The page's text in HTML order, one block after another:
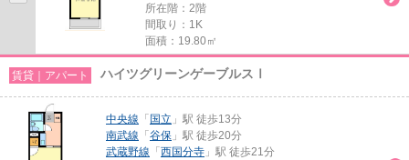
所在階：2階
間取り：1K
面積：19.80㎡
賃貸｜アパート ハイツグリーンゲーブルスⅠ
中央線 「 国立 」駅 徒歩13分
南武線 「 谷保 」駅 徒歩20分
武蔵野線 「 西国分寺 」駅 徒歩21分